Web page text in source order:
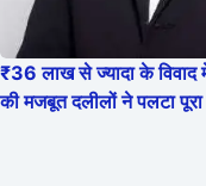
₹36 लाख से ज्यादा के
की मजबूत दलीलों ने पलटा पूरा